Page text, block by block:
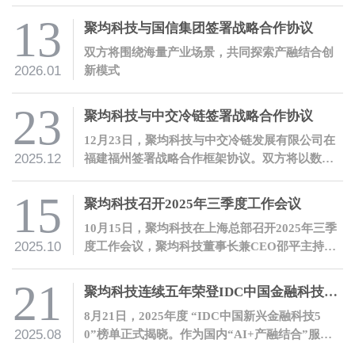
13
2026.01
聚均科技与国信集团签署战略合作协议
双方将围绕海量产业场景，共同探索产融结合创
新模式
23
2025.12
聚均科技与中交冷链签署战略合作协议
12月23日，聚均科技与中交冷链发展有限公司在
福建福州签署战略合作框架协议。双方将以数智
15
2025.10
聚均科技召开2025年三季度工作会议
10月15日，聚均科技在上海总部召开2025年三季
度工作会议，聚均科技董事长兼CEO邵平主持会
21
2025.08
聚均科技连续五年荣登IDC中国金融科技50榜单
8月21日，2025年度 “IDC中国新兴金融科技5
0”榜单正式揭晓。作为国内“AI+产融结合”服务